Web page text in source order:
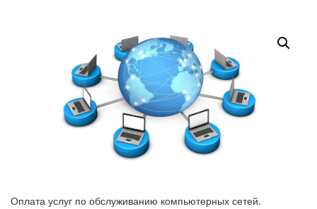
Оплата услуг по обслуживанию компьютерных сетей.